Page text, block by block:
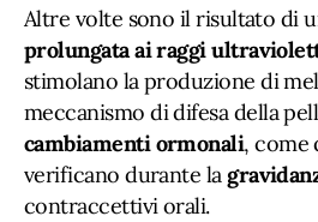
Altre volte sono il risultato di
prolungata ai raggi
stimolano la produzione di
meccanismo di difesa della
cambiamenti ormonali, come
verificano durante la
contraccettivi orali.